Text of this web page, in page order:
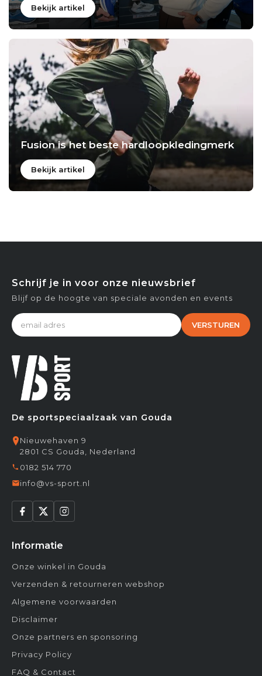
Bekijk artikel
Fusion is het beste hardloopkledingmerk
Bekijk artikel
De sportspeciaalzaak van Gouda
Nieuwehaven 9
2801 CS Gouda, Nederland
0182 514 770
info@vs-sport.nl
Informatie
Onze winkel in Gouda
Verzenden & retourneren webshop
Algemene voorwaarden
Disclaimer
Onze partners en sponsoring
Privacy Policy
FAQ & Contact
Schrijf je in voor onze nieuwsbrief
Blijf op de hoogte van speciale avonden en events
VERSTUREN